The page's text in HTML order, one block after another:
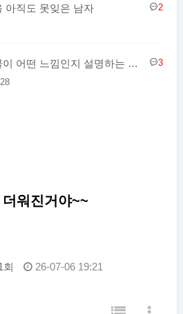
아직도 못잊은 남자
2
일본 시골이 어떤 느낌인지 설명하는 일본인
3
워진거야~~
회 26-07-06 19:21